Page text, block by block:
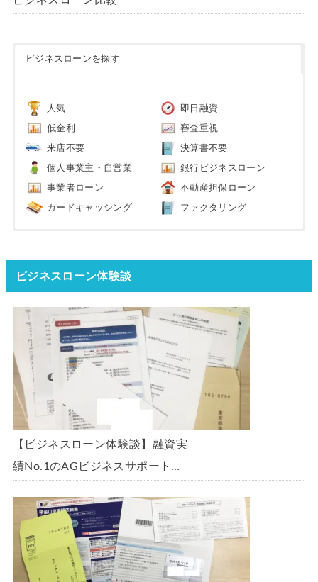
ビジネスローンを探す
人気 即日融資
低金利 審査重視
来店不要 決算書不要
個人事業主・自営業 銀行ビジネスローン
事業者ローン 不動産担保ローン
カードキャッシング ファクタリング
ビジネスローン体験談
【ビジネスローン体験談】融資実
績No.1のAGビジネスサポート
300万円の枠で翌日に借りられま
した。全手順を丁寧に解説しま
す。